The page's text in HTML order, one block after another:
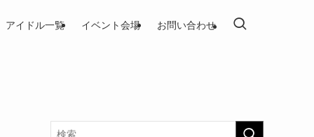
アイドル一覧 イベント会場 お問い合わせ